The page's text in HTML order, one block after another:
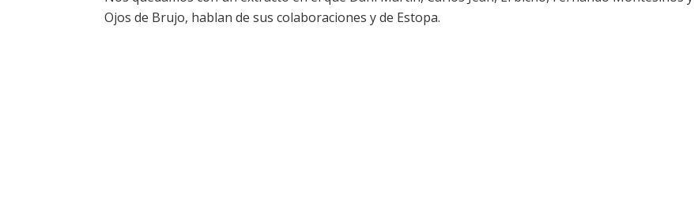
Ojos de Brujo, hablan de sus colaboraciones y de Estopa.